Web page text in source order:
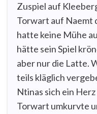
Zuspiel auf
Torwart auf Naemt
hatte keine Mühe
hätte sein Spiel
aber nur die Latte.
teils kläglich
Ntinas sich ein
Torwart umkurvte